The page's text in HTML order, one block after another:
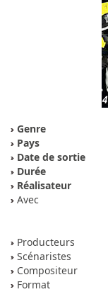
Genre
Pays
Date de sortie
Durée
Réalisateur
Avec
Producteurs
Scénaristes
Compositeur
Format